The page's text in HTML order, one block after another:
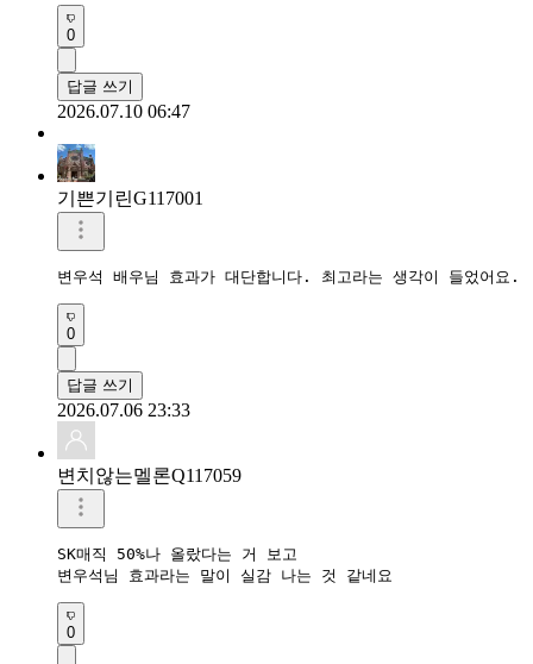
0
답글 쓰기
2026.07.10 06:47
기쁜기린G117001
변우석 배우님 효과가 대단합니다. 최고라는 생각이 들었어요.
0
답글 쓰기
2026.07.06 23:33
변치않는멜론Q117059
SK매직 50%나 올랐다는 거 보고
변우석님 효과라는 말이 실감 나는 것 같네요
0